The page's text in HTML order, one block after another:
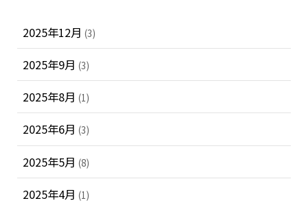
2025年12月 (3)
2025年9月 (3)
2025年8月 (1)
2025年6月 (3)
2025年5月 (8)
2025年4月 (1)